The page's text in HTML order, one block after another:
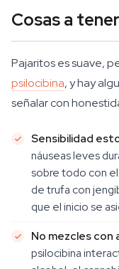
Cosas a
Pajaritos es suave,
psilocibina, y hay
señalar con
Sensibilidad
náuseas leves
sobre todo con
de trufa con
que el inicio se
No mezcles con
psilocibina